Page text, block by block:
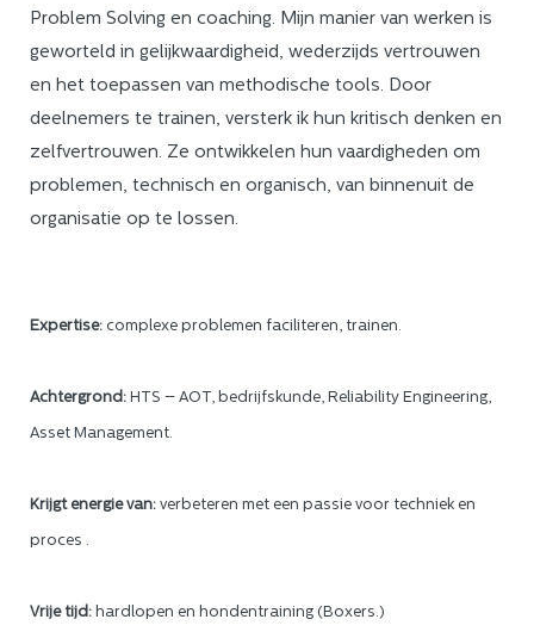
Problem Solving en coaching. Mijn manier van werken is
geworteld in gelijkwaardigheid, wederzijds vertrouwen
en het toepassen van methodische tools. Door
deelnemers te trainen, versterk ik hun kritisch denken en
zelfvertrouwen. Ze ontwikkelen hun vaardigheden om
problemen, technisch en organisch, van binnenuit de
organisatie op te lossen.
Expertise: complexe problemen faciliteren, trainen.
Achtergrond: HTS – AOT, bedrijfskunde, Reliability Engineering,
Asset Management.
Krijgt energie van: verbeteren met een passie voor techniek en
proces .
Vrije tijd: hardlopen en hondentraining (Boxers.)